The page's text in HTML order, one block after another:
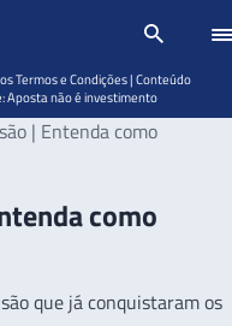
| Entenda como
como
que já conquistaram os
Termos e Condições | Conteúdo
Aposta não é investimento